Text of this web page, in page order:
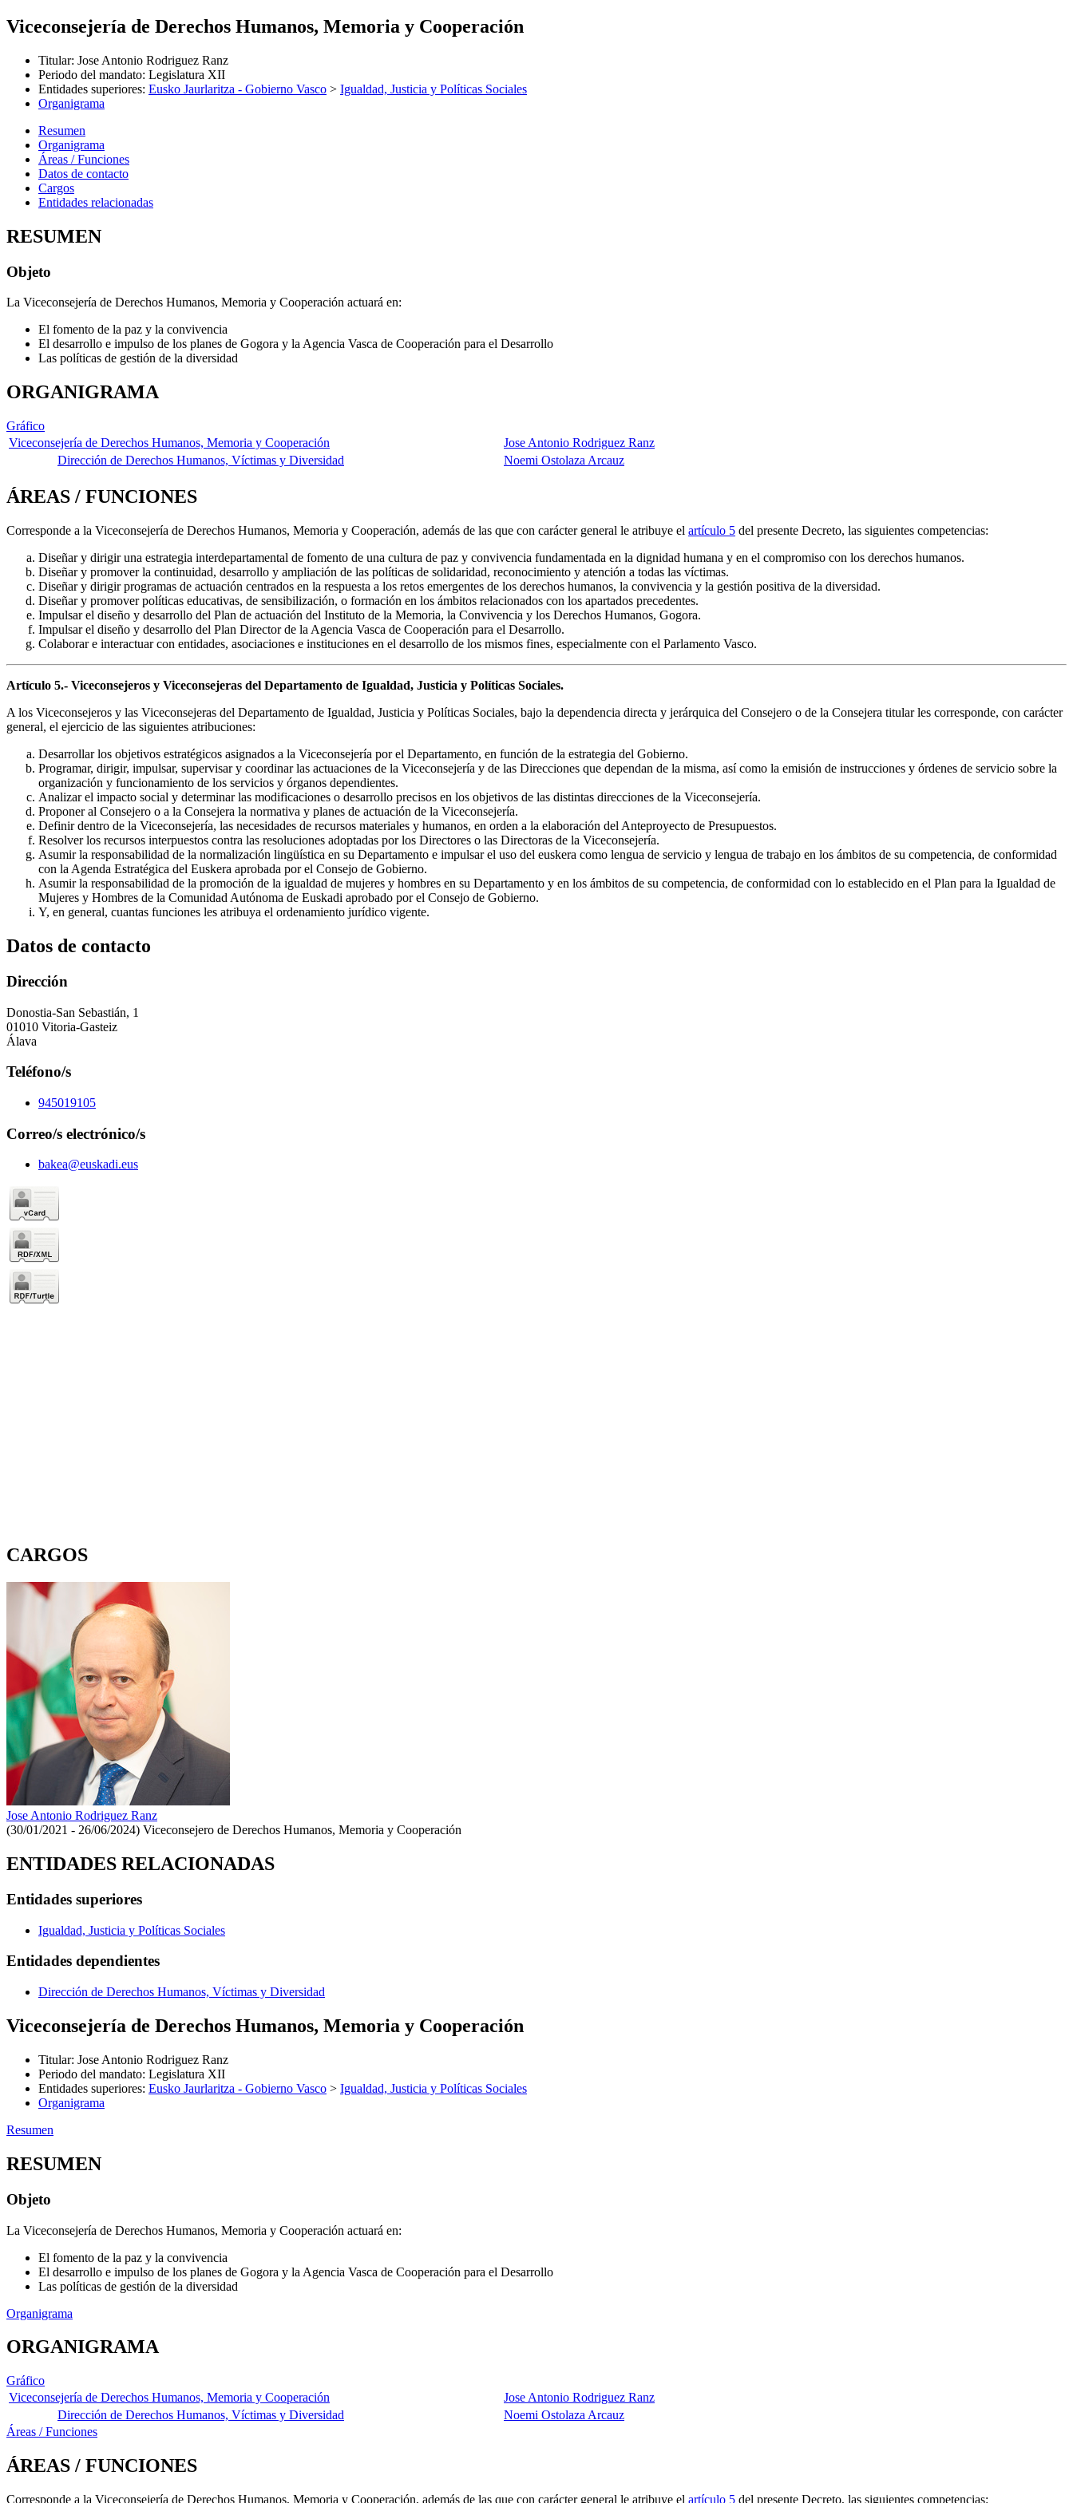
Viceconsejería de Derechos Humanos, Memoria y Cooperación
Titular: Jose Antonio Rodriguez Ranz
Periodo del mandato: Legislatura XII
Entidades superiores: Eusko Jaurlaritza - Gobierno Vasco > Igualdad, Justicia y Políticas Sociales
Organigrama
Resumen
Organigrama
Áreas / Funciones
Datos de contacto
Cargos
Entidades relacionadas
RESUMEN
Objeto
La Viceconsejería de Derechos Humanos, Memoria y Cooperación actuará en:
El fomento de la paz y la convivencia
El desarrollo e impulso de los planes de Gogora y la Agencia Vasca de Cooperación para el Desarrollo
Las políticas de gestión de la diversidad
ORGANIGRAMA
Gráfico
Viceconsejería de Derechos Humanos, Memoria y Cooperación
Jose Antonio Rodriguez Ranz
Dirección de Derechos Humanos, Víctimas y Diversidad
Noemi Ostolaza Arcauz
ÁREAS / FUNCIONES
Corresponde a la Viceconsejería de Derechos Humanos, Memoria y Cooperación, además de las que con carácter general le atribuye el artículo 5 del presente Decreto, las siguientes competencias:
Diseñar y dirigir una estrategia interdepartamental de fomento de una cultura de paz y convivencia fundamentada en la dignidad humana y en el compromiso con los derechos humanos.
Diseñar y promover la continuidad, desarrollo y ampliación de las políticas de solidaridad, reconocimiento y atención a todas las víctimas.
Diseñar y dirigir programas de actuación centrados en la respuesta a los retos emergentes de los derechos humanos, la convivencia y la gestión positiva de la diversidad.
Diseñar y promover políticas educativas, de sensibilización, o formación en los ámbitos relacionados con los apartados precedentes.
Impulsar el diseño y desarrollo del Plan de actuación del Instituto de la Memoria, la Convivencia y los Derechos Humanos, Gogora.
Impulsar el diseño y desarrollo del Plan Director de la Agencia Vasca de Cooperación para el Desarrollo.
Colaborar e interactuar con entidades, asociaciones e instituciones en el desarrollo de los mismos fines, especialmente con el Parlamento Vasco.
Artículo 5.- Viceconsejeros y Viceconsejeras del Departamento de Igualdad, Justicia y Políticas Sociales.
A los Viceconsejeros y las Viceconsejeras del Departamento de Igualdad, Justicia y Políticas Sociales, bajo la dependencia directa y jerárquica del Consejero o de la Consejera titular les corresponde, con carácter
general, el ejercicio de las siguientes atribuciones:
Desarrollar los objetivos estratégicos asignados a la Viceconsejería por el Departamento, en función de la estrategia del Gobierno.
Programar, dirigir, impulsar, supervisar y coordinar las actuaciones de la Viceconsejería y de las Direcciones que dependan de la misma, así como la emisión de instrucciones y órdenes de servicio sobre la
organización y funcionamiento de los servicios y órganos dependientes.
Analizar el impacto social y determinar las modificaciones o desarrollo precisos en los objetivos de las distintas direcciones de la Viceconsejería.
Proponer al Consejero o a la Consejera la normativa y planes de actuación de la Viceconsejería.
Definir dentro de la Viceconsejería, las necesidades de recursos materiales y humanos, en orden a la elaboración del Anteproyecto de Presupuestos.
Resolver los recursos interpuestos contra las resoluciones adoptadas por los Directores o las Directoras de la Viceconsejería.
Asumir la responsabilidad de la normalización lingüística en su Departamento e impulsar el uso del euskera como lengua de servicio y lengua de trabajo en los ámbitos de su competencia, de conformidad
con la Agenda Estratégica del Euskera aprobada por el Consejo de Gobierno.
Asumir la responsabilidad de la promoción de la igualdad de mujeres y hombres en su Departamento y en los ámbitos de su competencia, de conformidad con lo establecido en el Plan para la Igualdad de
Mujeres y Hombres de la Comunidad Autónoma de Euskadi aprobado por el Consejo de Gobierno.
Y, en general, cuantas funciones les atribuya el ordenamiento jurídico vigente.
Datos de contacto
Dirección
Donostia-San Sebastián, 1
01010 Vitoria-Gasteiz
Álava
Teléfono/s
945019105
Correo/s electrónico/s
bakea@euskadi.eus
CARGOS
Jose Antonio Rodriguez Ranz
(30/01/2021 - 26/06/2024) Viceconsejero de Derechos Humanos, Memoria y Cooperación
ENTIDADES RELACIONADAS
Entidades superiores
Igualdad, Justicia y Políticas Sociales
Entidades dependientes
Dirección de Derechos Humanos, Víctimas y Diversidad
Viceconsejería de Derechos Humanos, Memoria y Cooperación
Titular: Jose Antonio Rodriguez Ranz
Periodo del mandato: Legislatura XII
Entidades superiores: Eusko Jaurlaritza - Gobierno Vasco > Igualdad, Justicia y Políticas Sociales
Organigrama
Resumen
RESUMEN
Objeto
La Viceconsejería de Derechos Humanos, Memoria y Cooperación actuará en:
El fomento de la paz y la convivencia
El desarrollo e impulso de los planes de Gogora y la Agencia Vasca de Cooperación para el Desarrollo
Las políticas de gestión de la diversidad
Organigrama
ORGANIGRAMA
Gráfico
Viceconsejería de Derechos Humanos, Memoria y Cooperación
Jose Antonio Rodriguez Ranz
Dirección de Derechos Humanos, Víctimas y Diversidad
Noemi Ostolaza Arcauz
Áreas / Funciones
ÁREAS / FUNCIONES
Corresponde a la Viceconsejería de Derechos Humanos, Memoria y Cooperación, además de las que con carácter general le atribuye el artículo 5 del presente Decreto, las siguientes competencias: